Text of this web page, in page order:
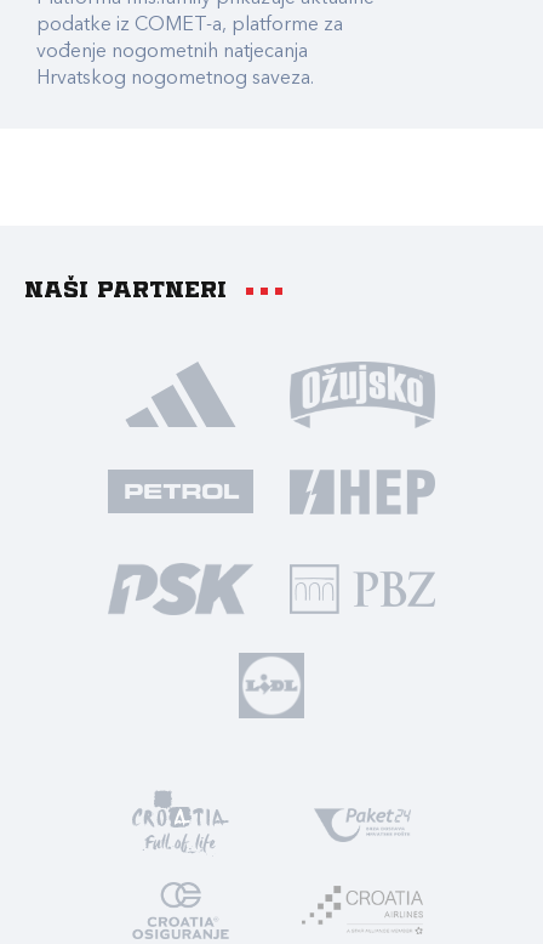
podatke iz COMET-a, platforme za
vođenje nogometnih natjecanja
Hrvatskog nogometnog saveza.
Naši partneri